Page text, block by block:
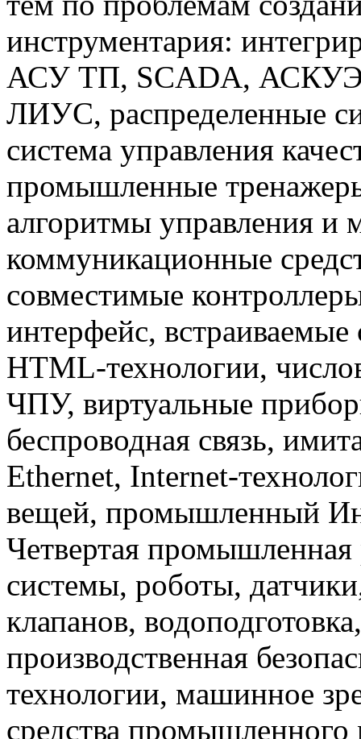
инструментария:
АСУ ТП, SCADA,
ЛИУС, распределенные
система управления
промышленные
алгоритмы управления и
коммуникационные
совместимые
интерфейс,
HTML-технологии,
ЧПУ, виртуальные
беспроводная связь,
Ethernet, Internet-
вещей, промышленный
Четвертая
системы, роботы,
клапанов,
производственная
технологии, машинное
средства